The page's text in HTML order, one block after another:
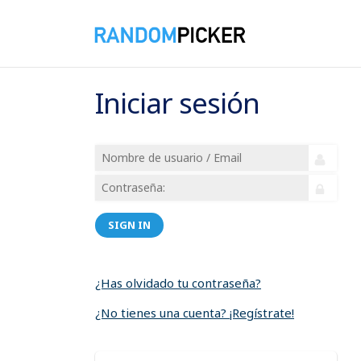
Iniciar sesión
SIGN IN
¿Has olvidado tu contraseña?
¿No tienes una cuenta? ¡Regístrate!